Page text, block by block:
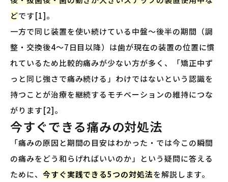
どです[1]。
一方で同じ装置を使い続けている中盤〜後半の期間（調
整・交換後4〜7日目以降）は歯が現在の装置の位置に慣
れているため比較的痛みが少ない方が多く、「矯正中ず
っと同じ強さで痛み続ける」わけではないという認識を
持つことが治療を継続するモチベーションの維持につな
がります[2]。
今すぐできる痛みの対処法
「痛みの原因と期間の目安はわかった・では今この瞬間
の痛みをどう和らげればいいのか」という疑問に答える
ために、 今すぐ実践できる5つの対処法を解説します。